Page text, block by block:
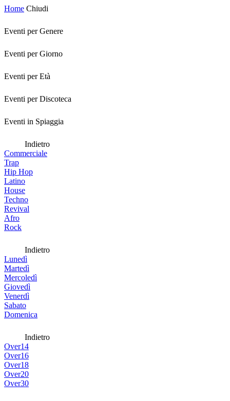
Home Chiudi
Eventi per Genere
Eventi per Giorno
Eventi per Età
Eventi per Discoteca
Eventi in Spiaggia
Indietro
Commerciale
Trap
Hip Hop
Latino
House
Techno
Revival
Afro
Rock
Indietro
Lunedì
Martedì
Mercoledì
Giovedì
Venerdì
Sabato
Domenica
Indietro
Over14
Over16
Over18
Over20
Over30